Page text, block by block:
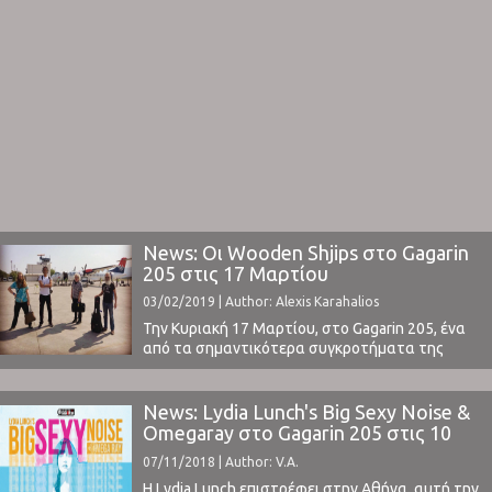
News: Οι Wooden Shjips στο Gagarin
205 στις 17 Μαρτίου
03/02/2019 | Author: Alexis Karahalios
Την Κυριακή 17 Μαρτίου, στο Gagarin 205, ένα
από τα σημαντικότερα συγκροτήματα της
νεοψυχεδελικής rock σκηνής, οι Wooden Shjips,
επιστρέφει στην Αθήνα για μία από τις
σημαντικότερες συναυλίες της χρονιάς.Ο ήχος
τους είναι ένα πάντρεμα garage, space και
psych rock, με 60’s krautrock στοιχεία. Οι
υπνωτικοί ρυθμοί, οι trippy μελωδίες ...
News: Lydia Lunch's Big Sexy Noise &
Omegaray στο Gagarin 205 στις 10
Νοεμβρίου
07/11/2018 | Author: V.A.